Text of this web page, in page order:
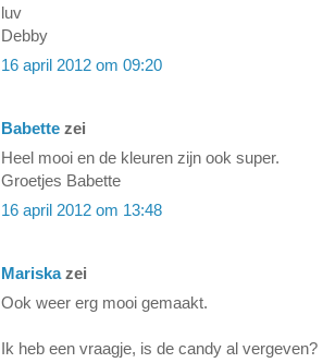
luv
Debby
16 april 2012 om 09:20
Babette zei
Heel mooi en de kleuren zijn ook super.
Groetjes Babette
16 april 2012 om 13:48
Mariskazei
Ook weer erg mooi gemaakt.
Ik heb een vraagje, is de candy al vergeven?